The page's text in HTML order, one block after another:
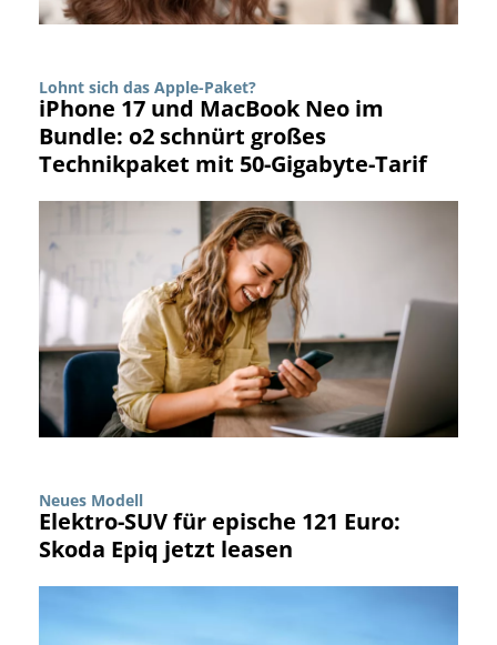
Lohnt sich das Apple-Paket?
iPhone 17 und MacBook Neo im
Bundle: o2 schnürt großes
Technikpaket mit 50-Gigabyte-Tarif
Neues Modell
Elektro-SUV für epische 121 Euro:
Skoda Epiq jetzt leasen